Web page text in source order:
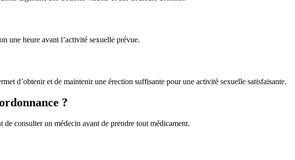
une heure avant l’activité sexuelle prévue.
d’obtenir et de maintenir une érection suffisante pour une activité sexuelle satisfaisante.
?
consulter un médecin avant de prendre tout médicament.